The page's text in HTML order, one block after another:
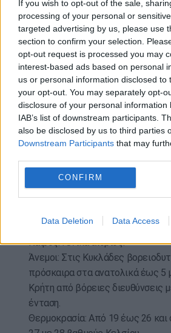
If you wish to opt-out of the sale,
processing of your personal or
targeted advertising by us, please use
section to confirm your selection.
opt-out request is processed you may
interest-based ads based on personal
us or personal information disclosed to
your opt-out. You may separately opt-
disclosure of your personal information
IAB’s list of downstream participants.
also be disclosed by us to third parties
Downstream Participants that may
CONFIRM
Data Deletion Data Access
εσωτερικό της Ηπείρου 2 με 4
χαμηλότερη.
ΘΕΣΣΑΛΙΑ, ΑΝΑΤΟΛΙΚΗ
ΑΝΑΤΟΛΙΚΗ ΠΕΛΟΠΟΝΝΗΣΟΣ
Καιρός: Γενικά αίθριος. Το
θα αναπτυχθούν νεφώσεις και
τοπικοί όμβροι στα ορεινά.
Άνεμοι: Μεταβλητοί 3 με 4
μεσημέρι στα ανατολικά
ένταση.
Θερμοκρασία: Από 17 έως 31,
ΚΥΚΛΑΔΕΣ, ΚΡΗΤΗ
Καιρός: Γενικά αίθριος.
Άνεμοι: Στις Κυκλάδες
πρόσκαιρα στα ανατολικά έως 5
Κρήτη από βόρειες διευθύνσεις
ένταση.
Θερμοκρασία: Από 19 έως 26 και